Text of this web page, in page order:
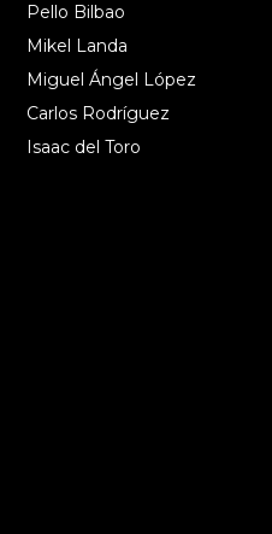
Pello Bilbao
Mikel Landa
Miguel Ángel López
Carlos Rodríguez
Isaac del Toro